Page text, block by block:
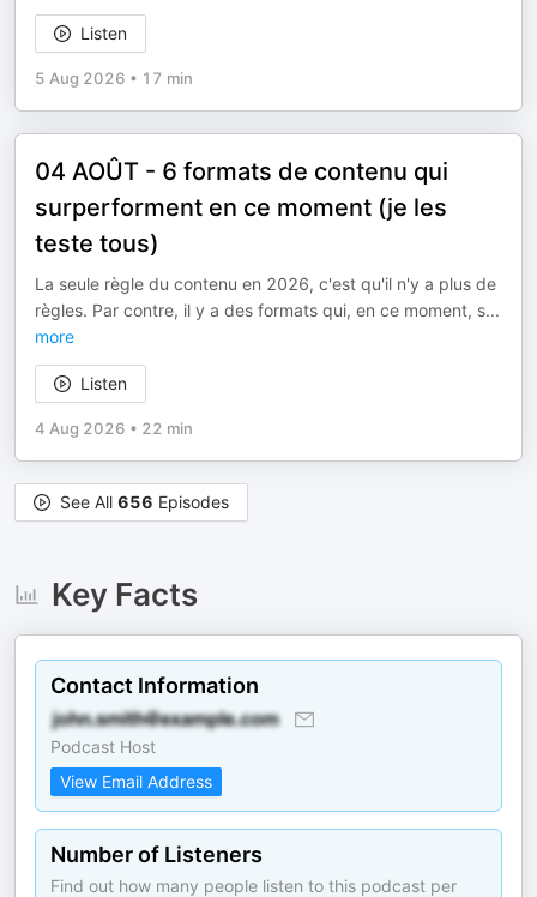
Listen
5 Aug 2026 • 17 min
04 AOÛT - 6 formats de contenu qui
surperforment en ce moment (je les
teste tous)
La seule règle du contenu en 2026, c'est qu'il n'y a plus de
règles. Par contre, il y a des formats qui, en ce moment, s...
more
Listen
4 Aug 2026 • 22 min
See All 656 Episodes
Key Facts
Contact Information
Podcast Host
View Email Address
Number of Listeners
Find out how many people listen to this podcast per